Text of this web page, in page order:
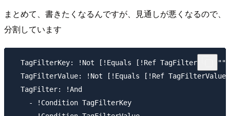
まとめて、書きたくなるんですが、見通しが悪くなるので、
分割しています
TagFilterKey: !Not [!Equals [!Ref TagFilterKey,
TagFilterValue: !Not [!Equals [!Ref
  TagFilter: !And
    - !Condition TagFilterKey